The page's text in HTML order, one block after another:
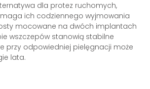
dla protez ruchomych,
ich codziennego wyjmowania
mocowane na dwóch implantach
wszczepów stanowią stabilne
przy odpowiedniej pielęgnacji może
lata.